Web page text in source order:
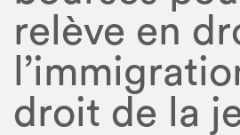
relève en
droit de la